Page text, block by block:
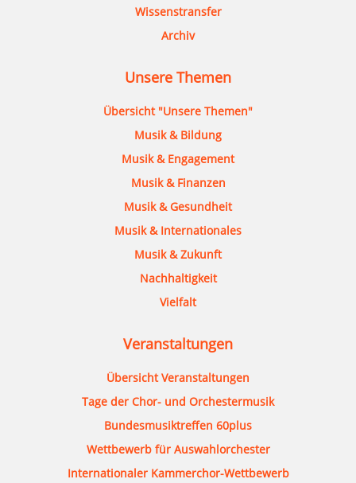
Wissenstransfer
Archiv
Unsere Themen
Übersicht "Unsere Themen"
Musik & Bildung
Musik & Engagement
Musik & Finanzen
Musik & Gesundheit
Musik & Internationales
Musik & Zukunft
Nachhaltigkeit
Vielfalt
Veranstaltungen
Übersicht Veranstaltungen
Tage der Chor- und Orchestermusik
Bundesmusiktreffen 60plus
Wettbewerb für Auswahlorchester
Internationaler Kammerchor-Wettbewerb